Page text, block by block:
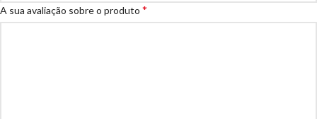
A sua avaliação sobre o produto *